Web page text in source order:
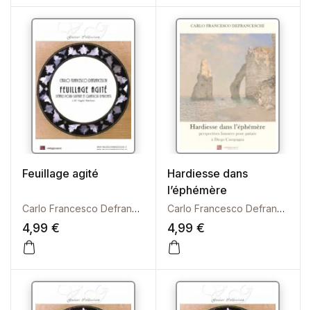
Feuillage agité
Carlo Francesco Defranceschi
4,99 €
Hardiesse dans
l’éphémère
Carlo Francesco Defranceschi
4,99 €